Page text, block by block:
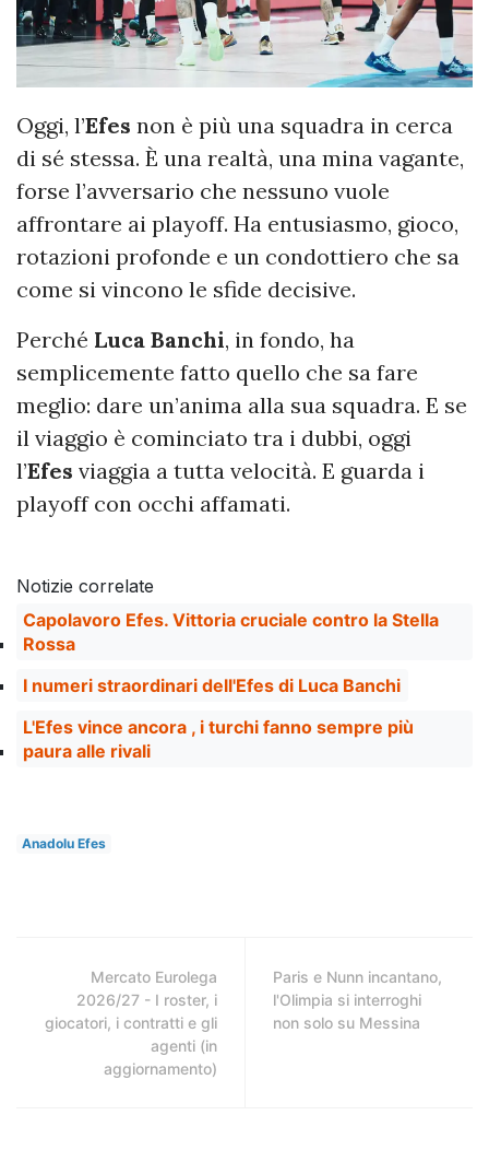
Oggi, l’Efes non è più una squadra in cerca
di sé stessa. È una realtà, una mina vagante,
forse l’avversario che nessuno vuole
affrontare ai playoff. Ha entusiasmo, gioco,
rotazioni profonde e un condottiero che sa
come si vincono le sfide decisive.
Perché Luca Banchi, in fondo, ha
semplicemente fatto quello che sa fare
meglio: dare un’anima alla sua squadra. E se
il viaggio è cominciato tra i dubbi, oggi
l’Efes viaggia a tutta velocità. E guarda i
playoff con occhi affamati.
Notizie correlate
Capolavoro Efes. Vittoria cruciale contro la Stella
Rossa
I numeri straordinari dell'Efes di Luca Banchi
L'Efes vince ancora , i turchi fanno sempre più
paura alle rivali
Anadolu Efes
Mercato Eurolega
2026/27 - I roster, i
giocatori, i contratti e gli
agenti (in
aggiornamento)
Paris e Nunn incantano,
l'Olimpia si interroghi
non solo su Messina